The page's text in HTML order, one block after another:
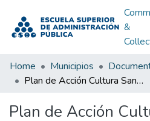
&
Home Municipios
Plan de Acción Cultura Santa Rosa de Cabal Risaralda 2013: PAC Santa Rosa de Cabal Risaralda 2013
Plan de Acción